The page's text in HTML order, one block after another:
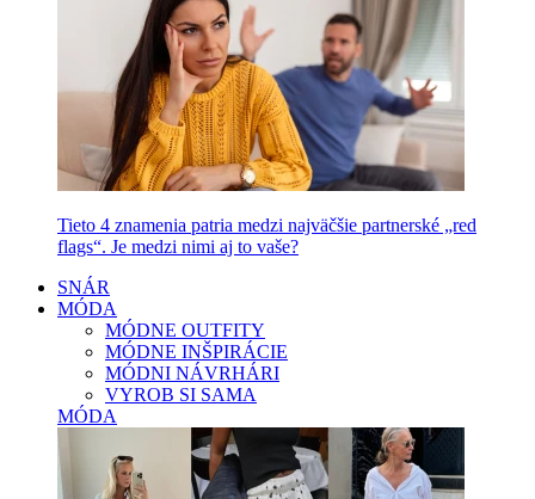
Tieto 4 znamenia patria medzi najväčšie partnerské „red
flags“. Je medzi nimi aj to vaše?
SNÁR
MÓDA
MÓDNE OUTFITY
MÓDNE INŠPIRÁCIE
MÓDNI NÁVRHÁRI
VYROB SI SAMA
MÓDA